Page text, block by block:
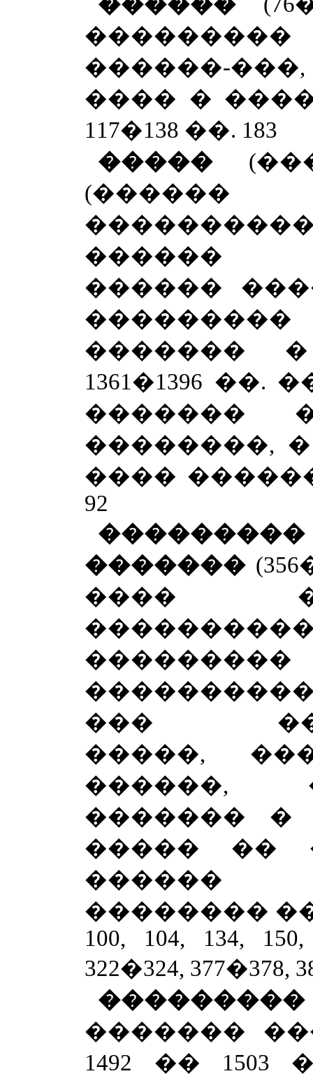
������-
���� �
117�138 ��. 183
�����
������
������
�������
1361�1396
�������
��������, �
����
92
�������
����
���������
���
�����,
������,
������� �
����� ��
������
��������
100, 104, 134,
322�324, 377�378,
�������
1492 ��